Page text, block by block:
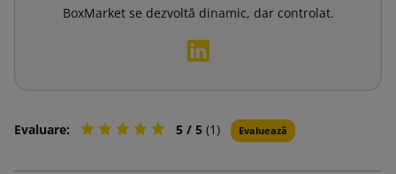
BoxMarket se dezvoltă dinamic, dar controlat.
Evaluare: 5 / 5 (1) Evaluează